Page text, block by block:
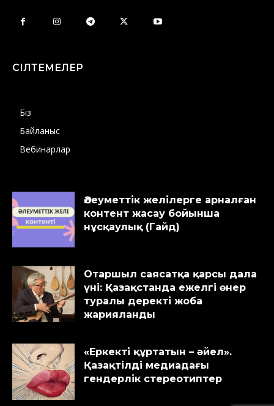
СІЛТЕМЕЛЕР
Біз
Байланыс
Вебинарлар
Әлеуметтік желілерге арналған
контент жасау бойынша
нұсқаулық (Гайд)
Отаршыл саясатқа қарсы дала
үні: Қазақстанда ежелгі өнер
туралы деректі жоба
жарияланды
«Еркекті құртатын – әйел».
Қазақтілді медиадағы
гендерлік стереотиптер